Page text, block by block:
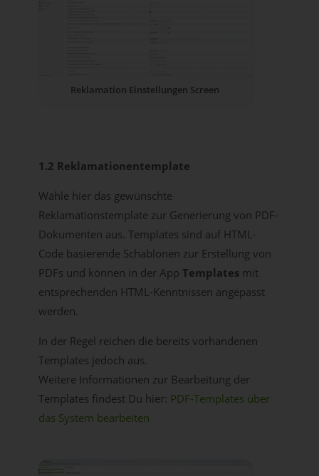
Reklamation Einstellungen Screen
1.2 Reklamationentemplate
Wähle hier das gewünschte
Reklamationstemplate zur Generierung von PDF-
Dokumenten aus. Templates sind auf HTML-
Code basierende Schablonen zur Erstellung von
PDFs und können in der App Templatesmit
entsprechenden HTML-Kenntnissen angepasst
werden.
In der Regel reichen die bereits vorhandenen
Templates jedoch aus.
Weitere Informationen zur Bearbeitung der
Templates findest Du hier: PDF-Templates über
das System bearbeiten